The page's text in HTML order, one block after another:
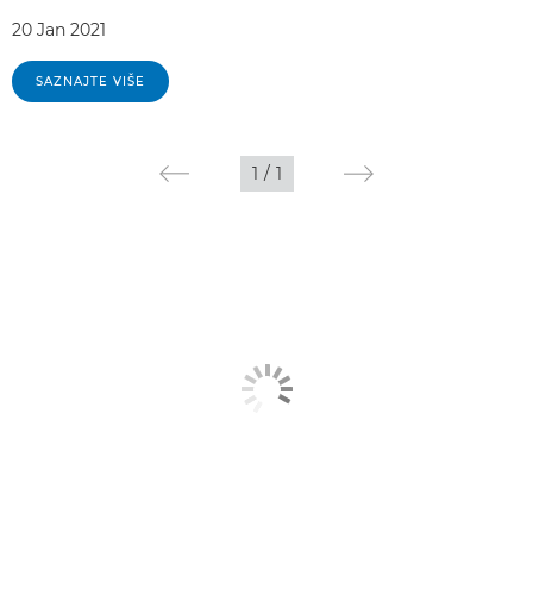
20 Jan 2021
SAZNAJTE VIŠE
1 / 1